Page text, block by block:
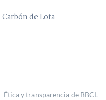
de Lota
Ética y transparencia de BBCL